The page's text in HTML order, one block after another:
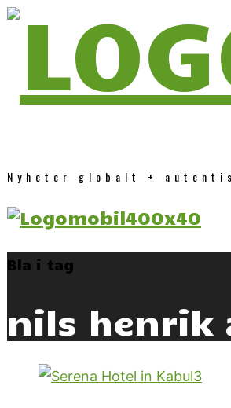
Nyheter globalt +
Bla i tag
nils henrik